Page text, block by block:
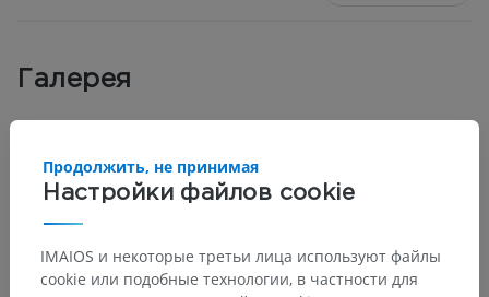
Галерея
Настройки файлов cookie
Продолжить, не принимая
IMAIOS и некоторые третьи лица используют файлы
cookie или подобные технологии, в частности для